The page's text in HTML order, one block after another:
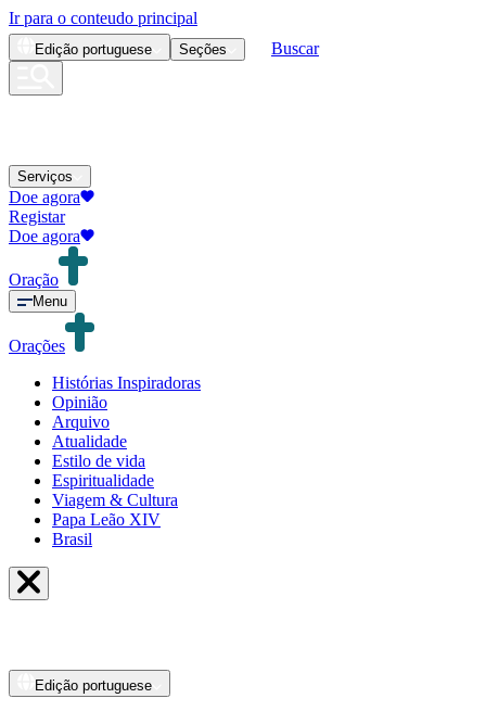
Ir para o conteudo principal
Edição portuguese Seções Buscar
Serviços
Doe agora
Registar
Doe agora
Oração
Menu
Orações
Histórias Inspiradoras
Opinião
Arquivo
Atualidade
Estilo de vida
Espiritualidade
Viagem & Cultura
Papa Leão XIV
Brasil
Edição portuguese